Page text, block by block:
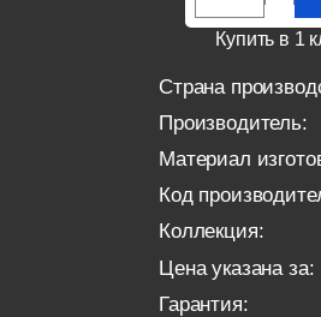
Купить в 1
Страна
Производитель:
Материал
Код
Коллекция:
Цена указана за:
Гарантия: